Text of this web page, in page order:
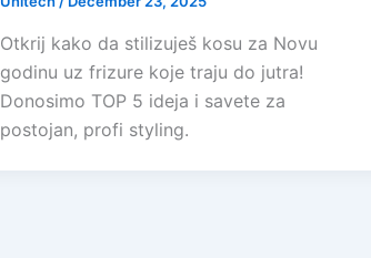
Otkrij kako da stilizuješ kosu za Novu
godinu uz frizure koje traju do jutra!
Donosimo TOP 5 ideja i savete za
postojan, profi styling.